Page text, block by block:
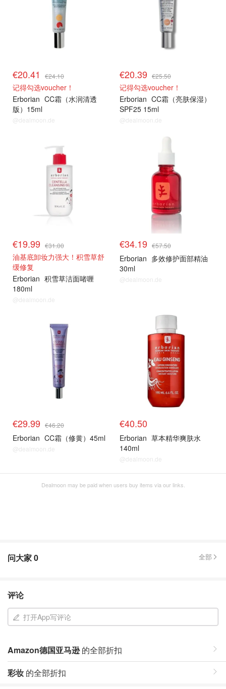
€20.41 €24.10
记得勾选voucher！
Erborian CC霜（水润清透
版）15ml
@dealmoon.de
€20.39 €25.50
记得勾选voucher！
Erborian CC霜（亮肤保湿）
SPF25 15ml
@dealmoon.de
€19.99 €31.00
油基底卸妆力强大！积雪草舒
缓修复
Erborian 积雪草洁面啫喱
180ml
@dealmoon.de
€34.19 €57.50
Erborian 多效修护面部精油
30ml
@dealmoon.de
€29.99 €46.20
Erborian CC霜（修黄）45ml
@dealmoon.de
€40.50
Erborian 草本精华爽肤水
140ml
@dealmoon.de
Dealmoon may be paid when users buy items via our links.
问大家0 全部
评论
打开App写评论
Amazon德国亚马逊的全部折扣
彩妆 的全部折扣